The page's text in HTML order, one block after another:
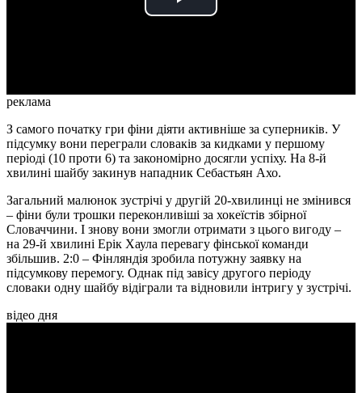
Play
реклама
З самого початку гри фіни діяти активніше за суперників. У
підсумку вони переграли словаків за кидками у першому
періоді (10 проти 6) та закономірно досягли успіху. На 8-й
хвилині шайбу закинув нападник Себастьян Ахо.
Загальний малюнок зустрічі у другій 20-хвилинці не змінився
– фіни були трошки переконливіші за хокеїстів збірної
Словаччини. І знову вони змогли отримати з цього вигоду –
на 29-й хвилині Ерік Хаула перевагу фінської команди
збільшив. 2:0 – Фінляндія зробила потужну заявку на
підсумкову перемогу. Однак під завісу другого періоду
словаки одну шайбу відіграли та відновили інтригу у зустрічі.
відео дня